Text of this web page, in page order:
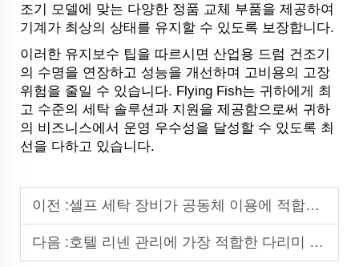
조기 모델에 맞는 다양한 정품 교체 부품을 제공하여
기계가 최상의 상태를 유지할 수 있도록 보장합니다.
이러한 유지보수 팁을 따르시면 산업용 드럼 건조기
의 수명을 연장하고 성능을 개선하며 고비용의 고장
위험을 줄일 수 있습니다. Flying Fish는 귀하에게 최
고 수준의 세탁 솔루션과 지원을 제공함으로써 귀하
의 비즈니스에서 운영 우수성을 달성할 수 있도록 최
선을 다하고 있습니다.
이전 :셀프 세탁 장비가 공동체 이용에 적합하도록 만들어주는 기능은 무엇인가요?
다음 :호텔 리넨 관리에 가장 적합한 다리미 기계는 무엇인가요: 종합 가이드